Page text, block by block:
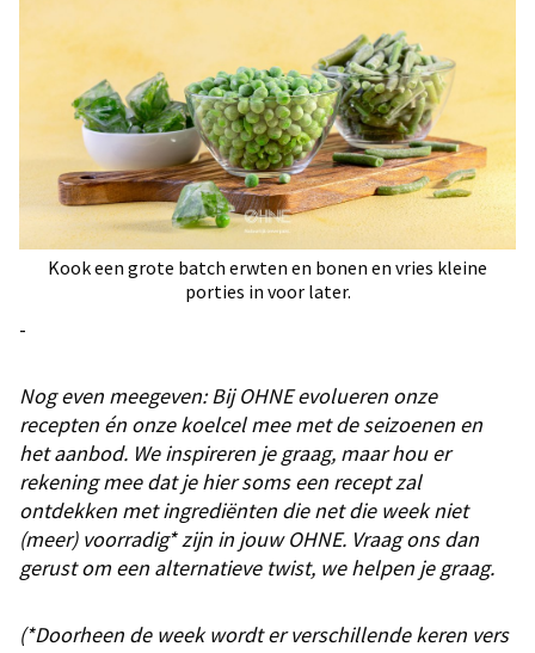
Kook een grote batch erwten en bonen en vries kleine
porties in voor later.
-
Nog even meegeven: Bij OHNE evolueren onze
recepten én onze koelcel mee met de seizoenen en
het aanbod. We inspireren je graag, maar hou er
rekening mee dat je hier soms een recept zal
ontdekken met ingrediënten die net die week niet
(meer) voorradig* zijn in jouw OHNE. Vraag ons dan
gerust om een alternatieve twist, we helpen je graag.
(*Doorheen de week wordt er verschillende keren vers